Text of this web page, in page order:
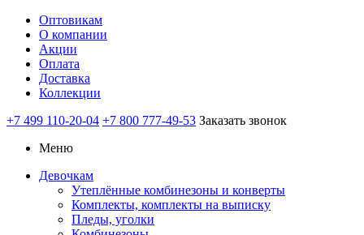
Оптовикам
О компании
Акции
Оплата
Доставка
Коллекции
+7 499 110-20-04 +7 800 777-49-53 Заказать звонок
Меню
Девочкам
Утеплённые комбинезоны и конверты
Комплекты, комплекты на выписку
Пледы, уголки